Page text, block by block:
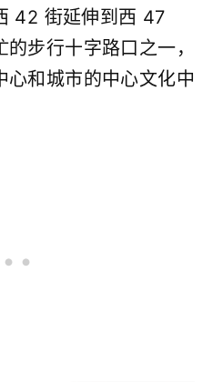
42 街延伸到西 47
步行十字路口之一，
心和城市的中心文化中